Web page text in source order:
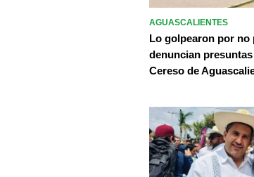
AGUASCALIENTES
Lo golpearon por no
denuncian
Cereso de